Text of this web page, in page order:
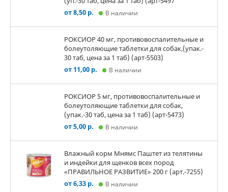
от 8,50 р.
В наличии
РОКСИОР 40 мг, противовоспалительные и
болеутоляющие таблетки для собак,(упак.-
30 таб, цена за 1 таб) (арт-5503)
от 11,00 р.
В наличии
РОКСИОР 5 мг, противовоспалительные и
болеутоляющие таблетки для собак,
(упак.-30 таб, цена за 1 таб) (арт-5473)
от 5,00 р.
В наличии
Влажный корм Мнямс Паштет из телятины
и индейки для щенков всех пород
«ПРАВИЛЬНОЕ РАЗВИТИЕ» 200 г (арт.-7255)
от 6,33 р.
В наличии